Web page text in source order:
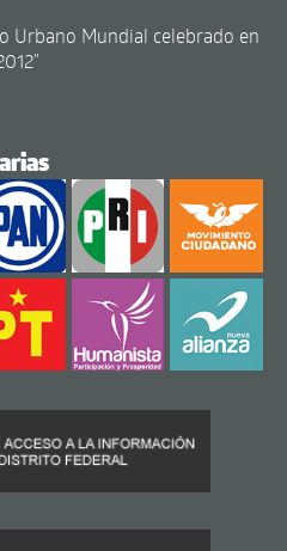
Urbano Mundial celebrado en